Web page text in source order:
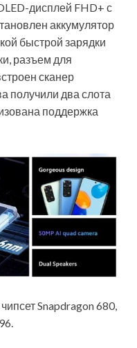
дисплей FHD+ с
аккумулятор
быстрой зарядки
разъем для
сканер
получили два слота
поддержка
Snapdragon 680,